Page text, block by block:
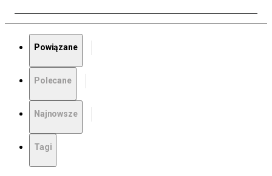
Powiązane
Polecane
Najnowsze
Tagi